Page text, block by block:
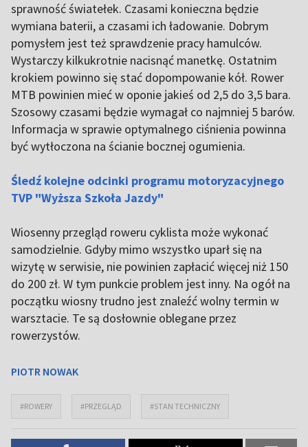
sprawność światełek. Czasami konieczna będzie
wymiana baterii, a czasami ich ładowanie. Dobrym
pomysłem jest też sprawdzenie pracy hamulców.
Wystarczy kilkukrotnie nacisnąć manetkę. Ostatnim
krokiem powinno się stać dopompowanie kół. Rower
MTB powinien mieć w oponie jakieś od 2,5 do 3,5 bara.
Szosowy czasami będzie wymagał co najmniej 5 barów.
Informacja w sprawie optymalnego ciśnienia powinna
być wytłoczona na ścianie bocznej ogumienia.
Śledź kolejne odcinki programu motoryzacyjnego
TVP "Wyższa Szkoła Jazdy"
Wiosenny przegląd roweru cyklista może wykonać
samodzielnie. Gdyby mimo wszystko uparł się na
wizytę w serwisie, nie powinien zapłacić więcej niż 150
do 200 zł. W tym punkcie problem jest inny. Na ogół na
początku wiosny trudno jest znaleźć wolny termin w
warsztacie. Te są dosłownie oblegane przez
rowerzystów.
PIOTR NOWAK
#ROWERY #PRZEGLĄD #STAN TECHNICZNY